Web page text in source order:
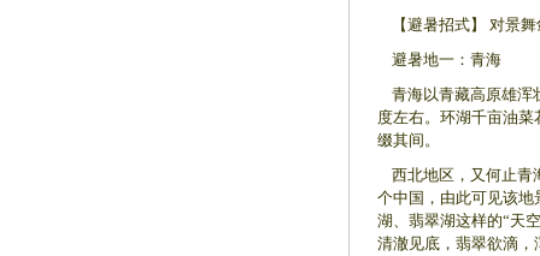
【避暑招式】 对景舞
避暑地一：青海
青海以青藏高原雄浑
度左右。环湖千亩油
缀其间。
西北地区，又何止青
个中国，由此可见该
湖、翡翠湖这样的“天
清澈见底，翡翠欲滴